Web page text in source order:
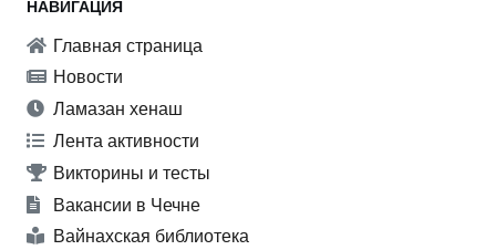
НАВИГАЦИЯ
Главная страница
Новости
Ламазан хенаш
Лента активности
Викторины и тесты
Вакансии в Чечне
Вайнахская библиотека